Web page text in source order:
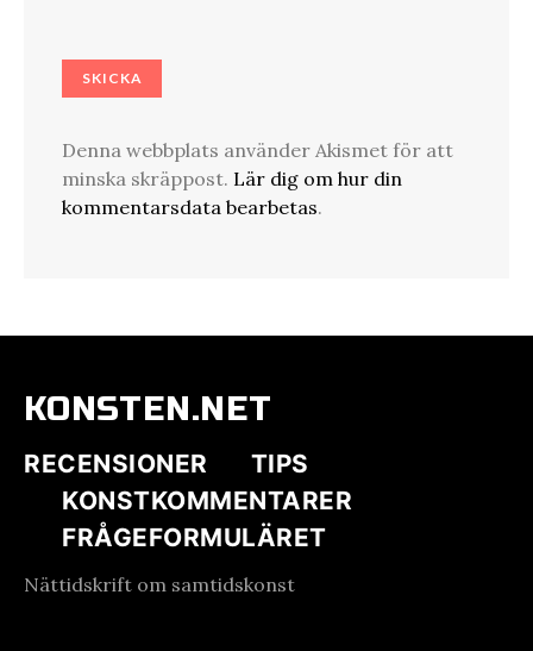
Denna webbplats använder Akismet för att
minska skräppost. Lär dig om hur din
kommentarsdata bearbetas.
KONSTEN.NET
RECENSIONER
TIPS
KONSTKOMMENTARER
FRÅGEFORMULÄRET
Nättidskrift om samtidskonst